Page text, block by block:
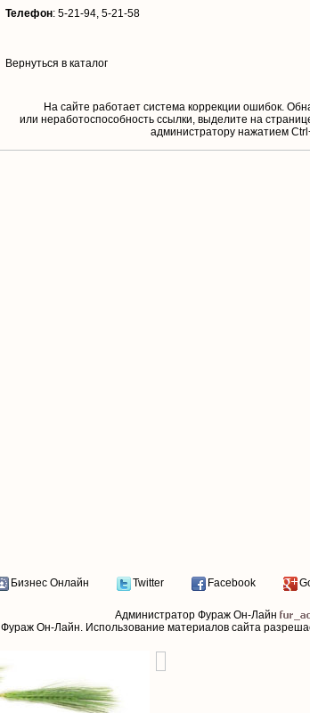
Телефон: 5-21-94, 5-21-58
Вернуться в каталог
На сайте работает система коррекции ошибок.
или неработоспособность ссылки, выделите на
aдминистратору нажатием
Бизнес Онлайн Twitter Facebook
Администратор Фураж Он-Лайн
Фураж Он-Лайн. Использование материалов сайта